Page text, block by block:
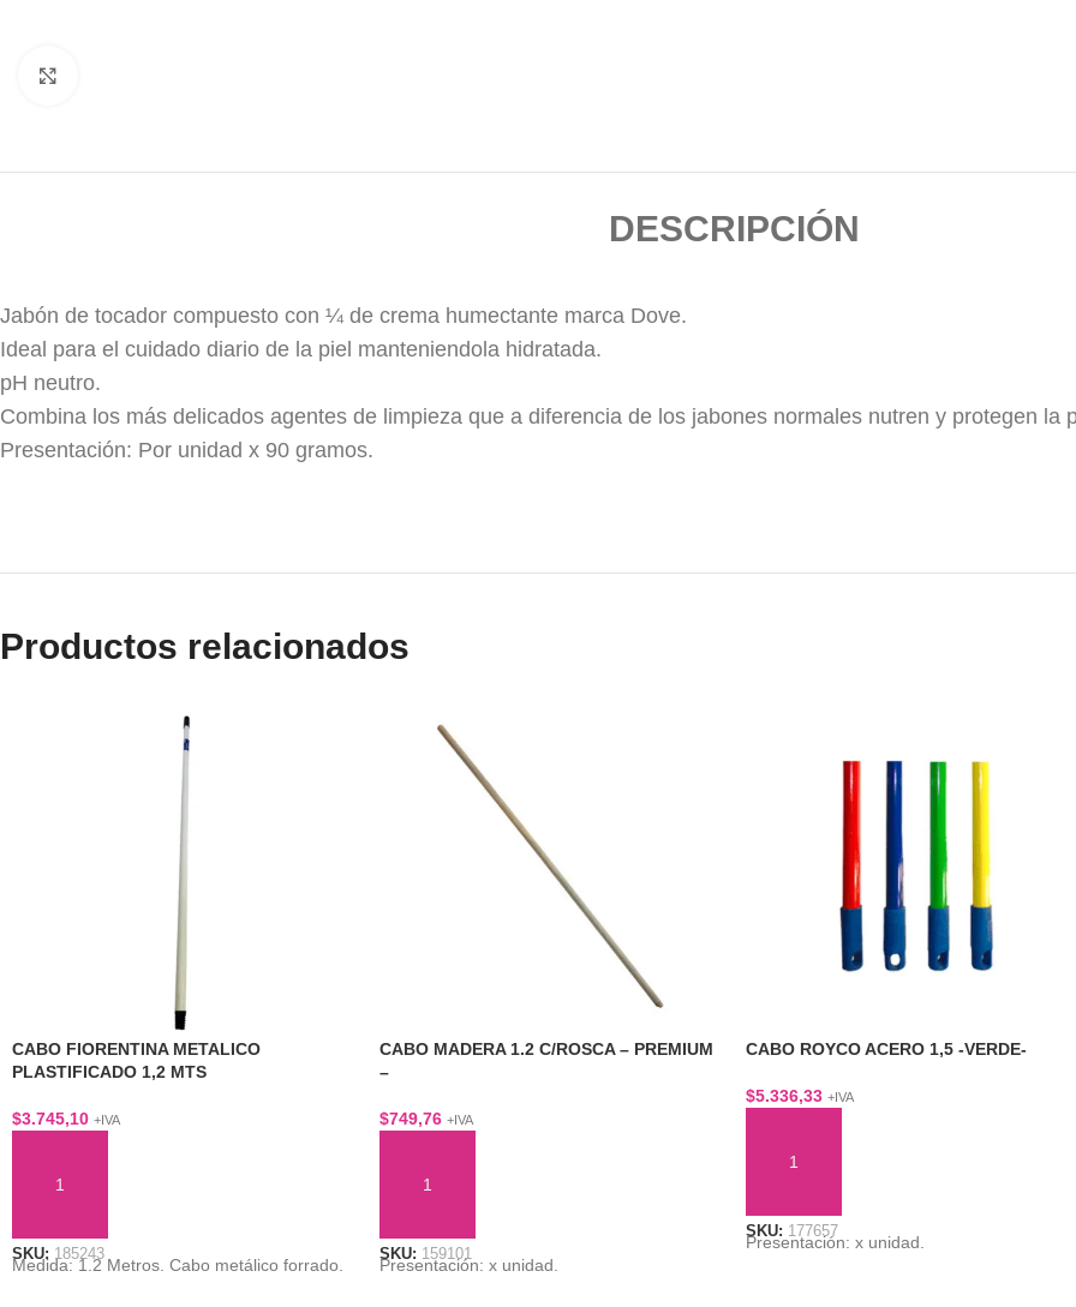
DESCRIPCIÓN
Jabón de tocador compuesto con ¼ de crema humectante marca Dove.
Ideal para el cuidado diario de la piel manteniendola hidratada.
pH neutro.
Combina los más delicados agentes de limpieza que a diferencia de los jabones normales nutren y protegen la
Presentación: Por unidad x 90 gramos.
Productos relacionados
CABO FIORENTINA METALICO
PLASTIFICADO 1,2 MTS
$3.745,10 +IVA
SKU: 185243
Medida: 1.2 Metros. Cabo metálico forrado.
CABO MADERA 1.2 C/ROSCA – PREMIUM
–
$749,76 +IVA
SKU: 159101
Presentación: x unidad.
CABO ROYCO ACERO 1,5 -VERDE-
$5.336,33 +IVA
SKU: 177657
Presentación: x unidad.